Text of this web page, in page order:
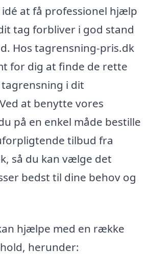
at få professionel hjælp
tag forbliver i god stand
Hos tagrensning-pris.dk
for dig at finde de rette
i dit
at benytte vores
på en enkel måde bestille
tilbud fra
så du kan vælge det
bedst til dine behov og
hjælpe med en række
herunder: